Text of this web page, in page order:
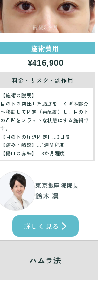
施術費用
¥416,900
料金・リスク・副作用
【施術の説明】
目の下の突出した脂肪を、くぼみ部分
へ移動して固定（再配置）し、目の下
の凸凹をフラットな状態にする施術で
す。
【目の下の圧迫固定】…3日間
【痛み・熱感】…1週間程度
【傷口の赤味】…3か月程度
東京銀座院院長
鈴木 凜
詳しく見る
ハムラ法